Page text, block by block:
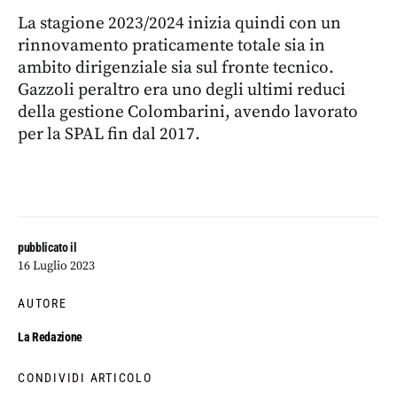
pubblicato il
16 Luglio 2023
AUTORE
La Redazione
CONDIVIDI ARTICOLO
La stagione 2023/2024 inizia quindi con un
rinnovamento praticamente totale sia in
ambito dirigenziale sia sul fronte tecnico.
Gazzoli peraltro era uno degli ultimi reduci
della gestione Colombarini, avendo lavorato
per la SPAL fin dal 2017.